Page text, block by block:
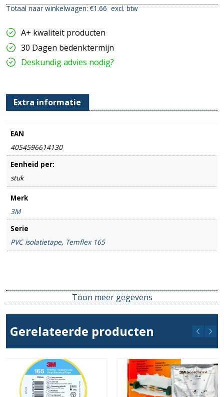
|
20
meter
|
Grijs
hoeveelheid
Totaal naar winkelwagen: €1.66excl. btw
A+ kwaliteit producten
30 Dagen bedenktermijn
Deskundig advies nodig?
Extra informatie
EAN
4054596614130
Eenheid per:
stuk
Merk
3M
Serie
PVC isolatietape, Temflex 165
Toon meer gegevens
Gerelateerde producten